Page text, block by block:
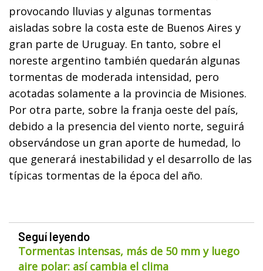
provocando lluvias y algunas tormentas
aisladas sobre la costa este de Buenos Aires y
gran parte de Uruguay. En tanto, sobre el
noreste argentino también quedarán algunas
tormentas de moderada intensidad, pero
acotadas solamente a la provincia de Misiones.
Por otra parte, sobre la franja oeste del país,
debido a la presencia del viento norte, seguirá
observándose un gran aporte de humedad, lo
que generará inestabilidad y el desarrollo de las
típicas tormentas de la época del año.
Seguí leyendo
Tormentas intensas, más de 50 mm y luego
aire polar: así cambia el clima